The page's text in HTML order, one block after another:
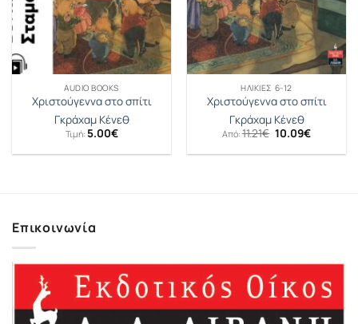
AUDIO BOOKS
Χριστούγεννα στο σπίτι
Γκράχαμ Κένεθ
Τιμή: 5.00€
ΗΛΙΚΊΕΣ 6-12
Χριστούγεννα στο σπίτι
Γκράχαμ Κένεθ
Από: 11.21€ Original
price
was:
10.09€Η
τιμή
Επικοινωνία